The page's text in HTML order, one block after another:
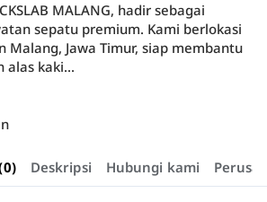
MALANG, hadir sebagai
sepatu premium. Kami berlokasi
Malang, Jawa Timur, siap membantu
alas kaki...
Deskripsi Hubungi kami